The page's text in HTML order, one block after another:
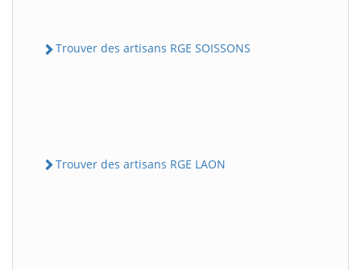
Trouver des artisans RGE SOISSONS
Trouver des artisans RGE LAON